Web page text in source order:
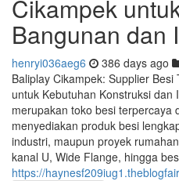
Cikampek
Bangunan dan
henryi036aeg6 386 days ago
Baliplay Cikampek: Supplier
untuk Kebutuhan Konstruksi dan
merupakan toko besi terpercaya
menyediakan produk besi
industri, maupun proyek
kanal U, Wide Flange, hingga
https://